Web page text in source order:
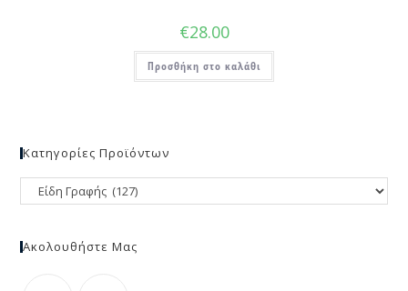
€28.00
Προσθήκη στο καλάθι
Κατηγορίες Προϊόντων
Ακολουθήστε Μας